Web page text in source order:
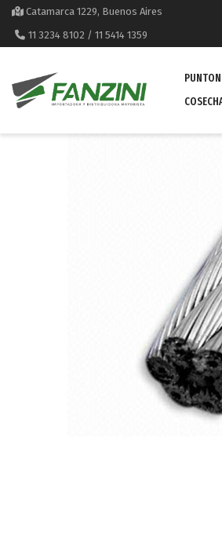
Catamarca 1229, Buenos Aires
11 3234 8102 / 11 5414 1359